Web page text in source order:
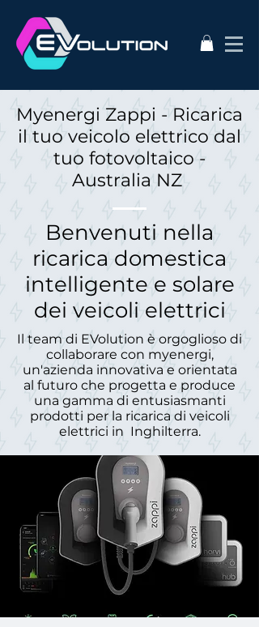
Myenergi Zappi - Ricarica
il tuo veicolo elettrico dal
tuo fotovoltaico -
Australia NZ
​Benvenuti nella
ricarica domestica
intelligente e solare
dei veicoli elettrici
Il team di EVolution è orgoglioso di
collaborare con myenergi,
un'azienda innovativa e orientata
al futuro che progetta e produce
una gamma di entusiasmanti
prodotti per la ricarica di veicoli
elettrici in Inghilterra.